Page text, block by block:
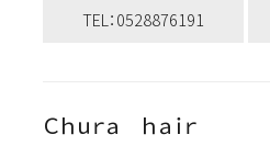
TEL：0528876191
Ｃｈｕｒａ ｈａｉｒ